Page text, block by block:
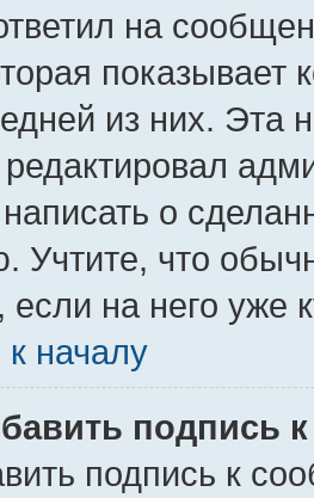
на
показывает
из них. Эта
о
Учтите, что
на него уже
началу
подпись
подпись к